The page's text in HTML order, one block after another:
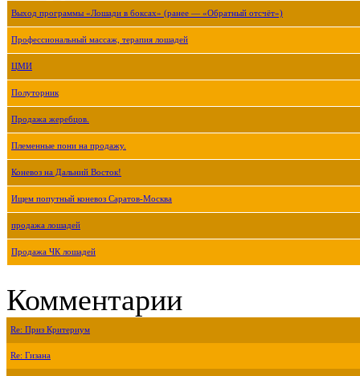
Выход программы «Лошади в боксах» (ранее — «Обратный отсчёт»)
Профессиональный массаж, терапия лошадей
ЦМИ
Полуторник
Продажа жеребцов.
Племенные пони на продажу.
Коневоз на Дальний Восток!
Ищем попутный коневоз Саратов-Москва
продажа лошадей
Продажа ЧК лошадей
Комментарии
Re: Приз Критериум
Re: Гизана